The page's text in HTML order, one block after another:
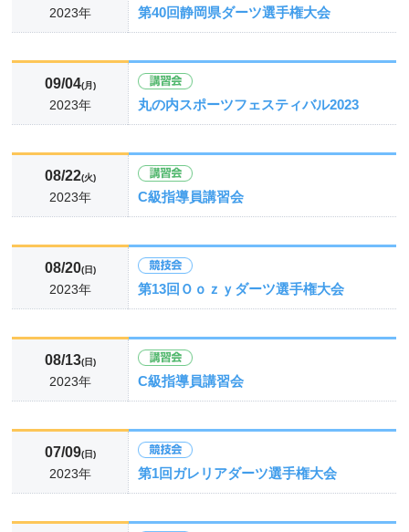
2023年 第40回静岡県ダーツ選手権大会
09/04(月)
2023年 丸の内スポーツフェスティバル2023
08/22(火)
2023年 C級指導員講習会
08/20(日)
2023年 第13回Ｏｏｚｙダーツ選手権大会
08/13(日)
2023年 C級指導員講習会
07/09(日)
2023年 第1回ガレリアダーツ選手権大会